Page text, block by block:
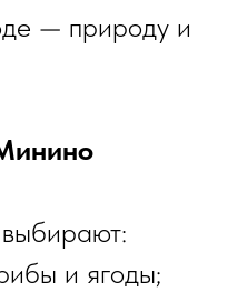
— природу и
и ягоды;